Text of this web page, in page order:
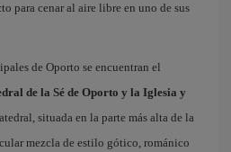
para cenar al aire libre en uno de sus
de Oporto se encuentran el
de la Sé de Oporto y la Iglesia y
situada en la parte más alta de la
mezcla de estilo gótico, románico